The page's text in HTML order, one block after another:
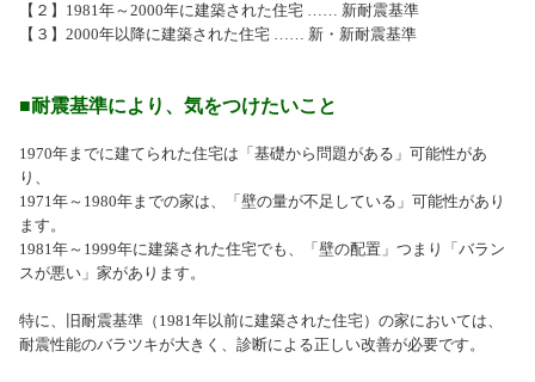
【２】1981年～2000年に建築された住宅 …… 新耐震基準
【３】2000年以降に建築された住宅 …… 新・新耐震基準
■耐震基準により、気をつけたいこと
1970年までに建てられた住宅は「基礎から問題がある」可能性があ
り、
1971年～1980年までの家は、「壁の量が不足している」可能性があり
ます。
1981年～1999年に建築された住宅でも、「壁の配置」つまり「バラン
スが悪い」家があります。
特に、旧耐震基準（1981年以前に建築された住宅）の家においては、
耐震性能のバラツキが大きく、診断による正しい改善が必要です。